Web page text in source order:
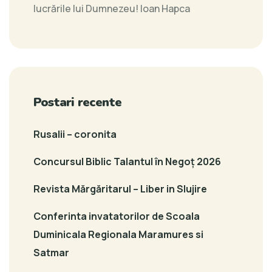
lucrările lui Dumnezeu! Ioan Hapca
Postari recente
Rusalii – coronita
Concursul Biblic Talantul în Negoț 2026
Revista Mărgăritarul – Liber in Slujire
Conferinta invatatorilor de Scoala
Duminicala Regionala Maramures si
Satmar